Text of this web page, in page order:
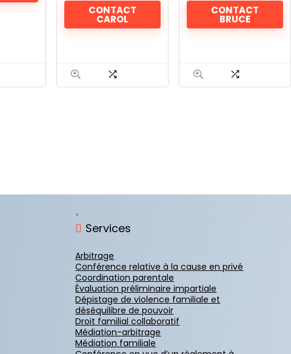
CONTACT
CAROL
CONTACT
BRUCE
Services
Arbitrage
Conférence relative à la cause en privé
Coordination parentale
Évaluation préliminaire impartiale
Dépistage de violence familiale et
déséquilibre de pouvoir
Droit familial collaboratif
Médiation-arbitrage
Médiation familiale